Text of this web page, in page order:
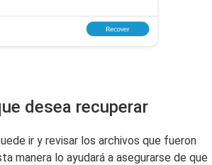
desea recuperar
ir y revisar los archivos que fueron
manera lo ayudará a asegurarse de que